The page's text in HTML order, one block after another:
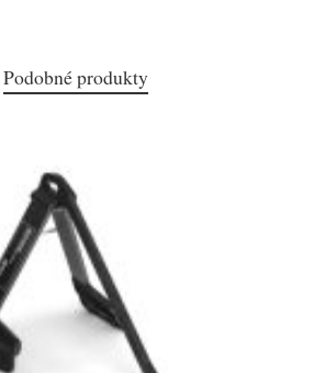
Podobné produkty